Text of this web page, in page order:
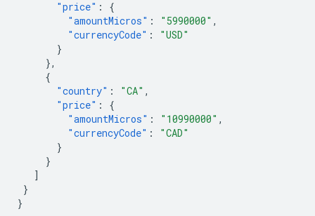
"price" :
{
"amountMicros" : "5990000" ,
"currencyCode" :
"USD"
}
},
{
"country" : "CA" ,
"price" :
{
"amountMicros" : "10990000" ,
"currencyCode" :
"CAD"
}
}
]
}
}